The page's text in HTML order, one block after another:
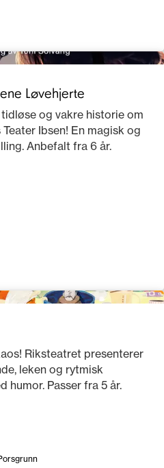
Løvehjerte
og vakre historie om
Ibsen! En magisk og
Anbefalt fra 6 år.
Riksteatret presenterer
leken og rytmisk
Passer fra 5 år.